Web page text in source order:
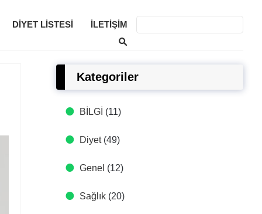
DIYET LISTESI İLETIŞIM
Kategoriler
BİLGİ (11)
Diyet(49)
Genel (12)
Sağlık (20)